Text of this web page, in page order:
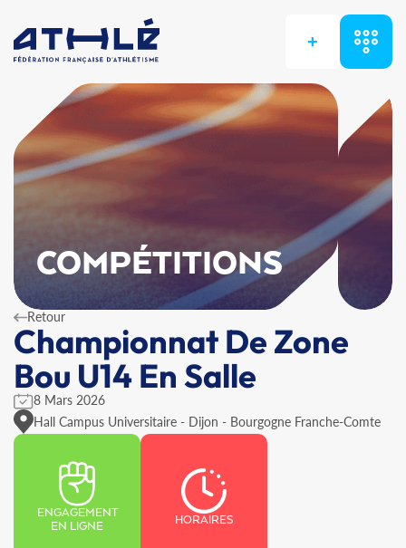
+
COMPÉTITIONS
Retour
Championnat De Zone
Bou U14 En Salle
8 Mars 2026
Hall Campus Universitaire - Dijon - Bourgogne Franche-Comte
ENGAGEMENT
EN LIGNE
HORAIRES